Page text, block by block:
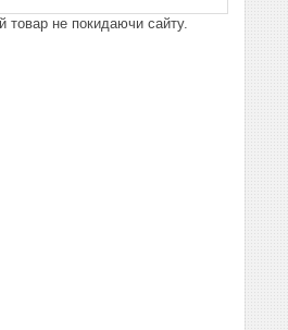
товар не покидаючи сайту.